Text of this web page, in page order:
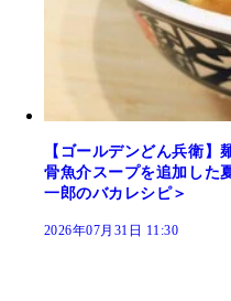
【ゴールデンどん兵衛
骨魚介スープを追加した
一郎のバカレシピ＞
2026年07月31日 11:30